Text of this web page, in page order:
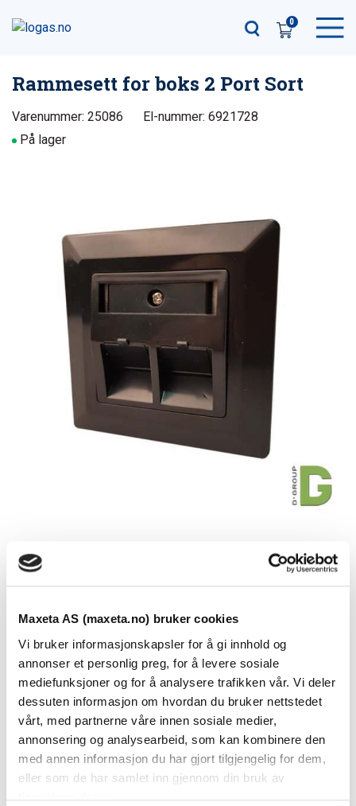
Maxeta AS (maxeta.no) bruker cookies
Vi bruker informasjonskapsler for å gi innhold og
annonser et personlig preg, for å levere sosiale
mediefunksjoner og for å analysere trafikken vår. Vi deler
dessuten informasjon om hvordan du bruker nettstedet
vårt, med partnerne våre innen sosiale medier,
annonsering og analysearbeid, som kan kombinere den
med annen informasjon du har gjort tilgjengelig for dem,
eller som de har samlet inn gjennom din bruk av
0
Rammesett for boks 2 Port Sort
Rammesett for boks basert på løse keystones
80×80 med centerplate 50x50mm
2 port
Farge: Sort
NB! Passer ALLE våre keystones.
Rammesett for boks 2 Port Sort
Varenummer: 25086
El-nummer: 6921728
På lager